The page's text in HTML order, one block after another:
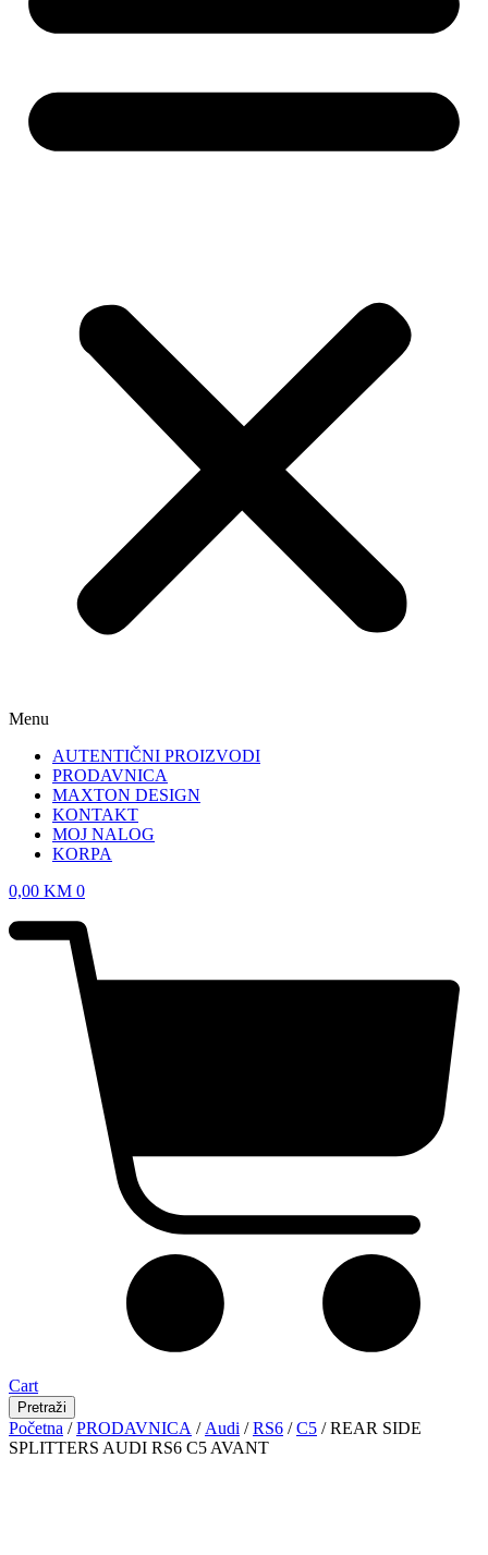
Menu
AUTENTIČNI PROIZVODI
PRODAVNICA
MAXTON DESIGN
KONTAKT
MOJ NALOG
KORPA
0,00 KM 0
Cart
Pretraži
Početna /PRODAVNICA / Audi /RS6 /C5 / REAR SIDE
SPLITTERS AUDI RS6 C5 AVANT